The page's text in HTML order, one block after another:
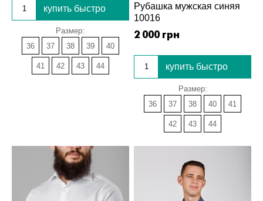
купить быстро
Размер:
36
37 38 39 40
41 42 43 44
Рубашка мужская синяя
10016
2 000 грн
купить быстро
Размер:
36
37 38 40 41
42 43 44